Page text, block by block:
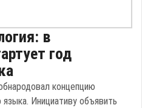
в
год
концепцию
Инициативу объявить